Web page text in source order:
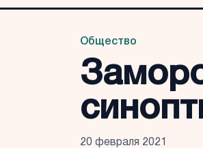
Общество
20 февраля 2021